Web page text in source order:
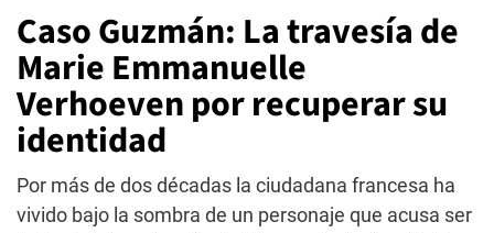
Caso Guzmán: La travesía de
Marie Emmanuelle
Verhoeven por recuperar su
identidad
Por más de dos décadas la ciudadana francesa ha
vivido bajo la sombra de un personaje que acusa ser